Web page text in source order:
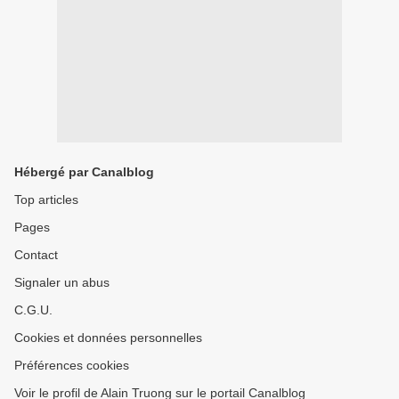
Hébergé par Canalblog
Top articles
Pages
Contact
Signaler un abus
C.G.U.
Cookies et données personnelles
Préférences cookies
Voir le profil de Alain Truong sur le portail Canalblog